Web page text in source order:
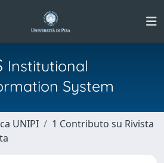
Institutional
System
UNIPI
1 Contributo su Rivista